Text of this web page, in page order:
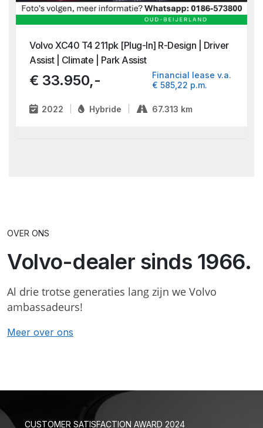
Volvo XC40 T4 211pk [Plug-In] R-Design | Driver
Assist | Climate | Park Assist
€ 33.950,-
Financial lease v.a.
€ 585,22 p.m.
2022 Hybride 67.313 km
OVER ONS
Volvo-dealer sinds 1966.
Al drie trotse generaties lang zijn we Volvo
ambassadeurs!
Meer over ons
CUSTOMER SATISFACTION AWARD 2024